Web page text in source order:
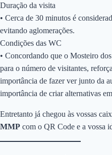
Duração da visita
• Cerca de 30 minutos é
evitando aglomerações.
Condições das WC
• Concordando que o Mosteiro
para o número de visitantes,
importância de fazer ver junto da
importância de criar alternativas
Entretanto já chegou às vossas
MMP com o QR Code e a vossa